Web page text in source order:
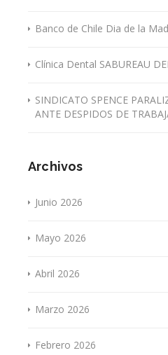
Banco de Chile Dia de la
Clínica Dental SABUREAU
SINDICATO SPENCE
ANTE DESPIDOS DE
Archivos
Junio 2026
Mayo 2026
Abril 2026
Marzo 2026
Febrero 2026